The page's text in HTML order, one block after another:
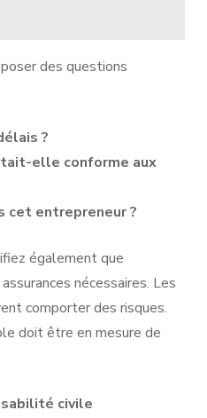
des questions
?
elle conforme aux
cet entrepreneur ?
également que
nécessaires. Les
comporter des risques.
doit être en mesure de
civile